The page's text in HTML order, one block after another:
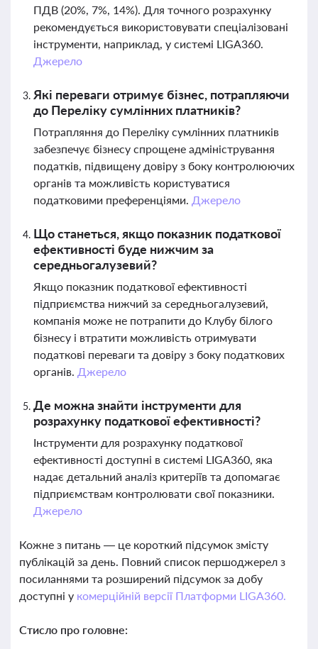
ПДВ (20%, 7%, 14%). Для точного розрахунку
рекомендується використовувати спеціалізовані
інструменти, наприклад, у системі LIGA360.
Джерело
Які переваги отримує бізнес, потрапляючи
до Переліку сумлінних платників?
Потрапляння до Переліку сумлінних платників
забезпечує бізнесу спрощене адміністрування
податків, підвищену довіру з боку контролюючих
органів та можливість користуватися
податковими преференціями. Джерело
Що станеться, якщо показник податкової
ефективності буде нижчим за
середньогалузевий?
Якщо показник податкової ефективності
підприємства нижчий за середньогалузевий,
компанія може не потрапити до Клубу білого
бізнесу і втратити можливість отримувати
податкові переваги та довіру з боку податкових
органів. Джерело
Де можна знайти інструменти для
розрахунку податкової ефективності?
Інструменти для розрахунку податкової
ефективності доступні в системі LIGA360, яка
надає детальний аналіз критеріїв та допомагає
підприємствам контролювати свої показники.
Джерело
Кожне з питань — це короткий підсумок змісту
публікацій за день. Повний список першоджерел з
посиланнями та розширений підсумок за добу
доступні у комерційній версії Платформи LIGA360.
Стисло про головне: